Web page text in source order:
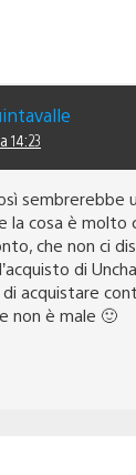
14:23
sembrerebbe
la cosa è molto
che non ci
di
acquistare
non è male 🙂